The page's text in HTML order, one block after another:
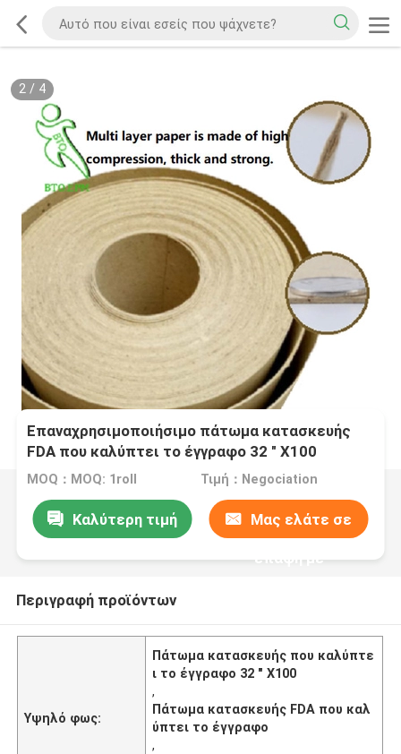
2/ 4
Επαναχρησιμοποιήσιμο πάτωμα κατασκευής
FDA που καλύπτει το έγγραφο 32 " X100
MOQ：MOQ: 1roll Τιμή：Negociation
Καλύτερη τιμή Μας ελάτε σε
επαφή με
Περιγραφή προϊόντων
Υψηλό φως:
Πάτωμα κατασκευής που καλύπτε
ι το έγγραφο 32 " X100
,
Πάτωμα κατασκευής FDA που καλ
ύπτει το έγγραφο
,